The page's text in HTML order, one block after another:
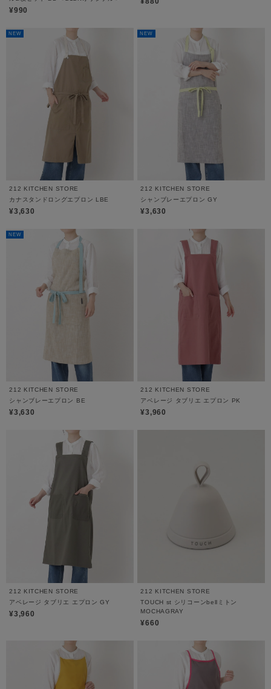
¥990
NEW
212 KITCHEN STORE
カナスタンドロングエプロン LBE
¥3,630
NEW
212 KITCHEN STORE
シャンブレーエプロン GY
¥3,630
NEW
212 KITCHEN STORE
シャンブレーエプロン BE
¥3,630
212 KITCHEN STORE
アベレージ タブリエ エプロン PK
¥3,960
212 KITCHEN STORE
アベレージ タブリエ エプロン GY
¥3,960
212 KITCHEN STORE
TOUCH st シリコーンbellミトン
MOCHAGRAY
¥660